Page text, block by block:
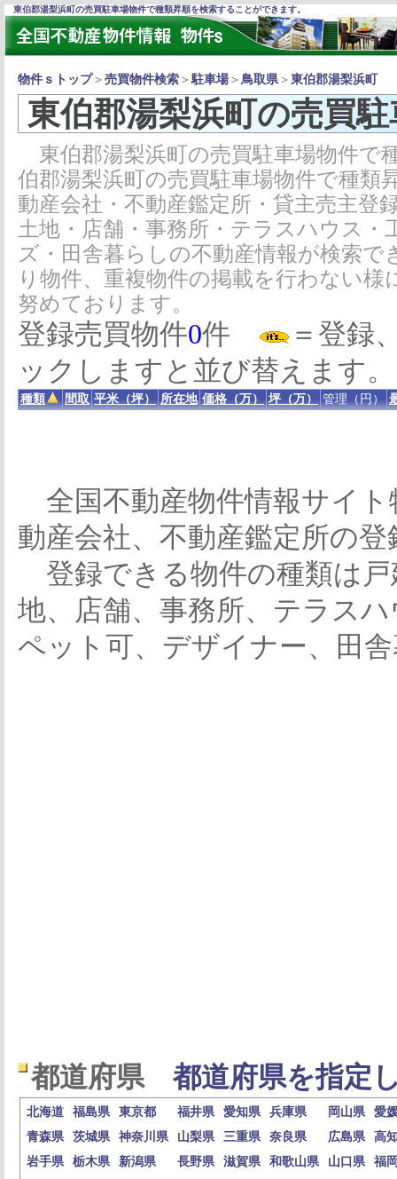
東伯郡湯梨浜町の売買駐車場物件で種類昇順を検索することができます。
物件ｓトップ＞ 売買物件検索 ＞駐車場 ＞ 鳥取県＞ 東伯郡湯梨浜町
東伯郡湯梨浜町の売買
東伯郡湯梨浜町の売買駐車場物件で
伯郡湯梨浜町の売買駐車場物件で種類
動産会社・不動産鑑定所・貸主売主登
土地・店舗・事務所・テラスハウス
ズ・田舎暮らしの不動産情報が検索
り物件、重複物件の掲載を行わない
努めております。
登録売買物件0件
＝登録
ックしますと並び替えます。
種類 間取 平米（坪） 所在地 価格（万） 坪（万） 管理（円）
全国不動産物件情報サイト
動産会社、不動産鑑定所の
登録できる物件の種類は
地、店舗、事務所、テラス
ペット可、デザイナー、田
都道府県 都道府県を指定
北海道 福島県 東京都 福井県 愛知県 兵庫県 岡山県
愛
青森県
茨城県 神奈川県 山梨県 三重県 奈良県 広島県
高
岩手県
栃木県 新潟県 長野県 滋賀県 和歌山県 山口県
福